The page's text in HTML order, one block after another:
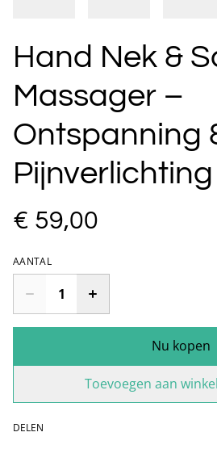
Hand Nek &
Massager –
Ontspanning
Pijnverlichting
€ 59,00
AANTAL
Nu kopen
Toevoegen aan
DELEN